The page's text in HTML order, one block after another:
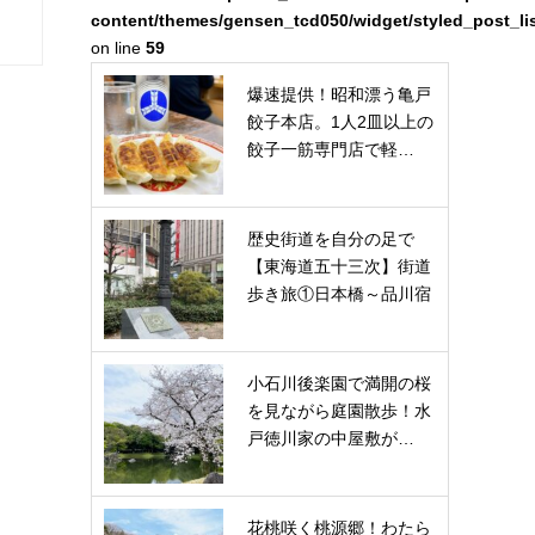
content/themes/gensen_tcd050/widget/
on line 59
爆速提供！昭和漂う亀戸
餃子本店。1人2皿以上の
餃子一筋専門店で軽…
歴史街道を自分の足で
【東海道五十三次】街道
歩き旅①日本橋～品川宿
小石川後楽園で満開の桜
を見ながら庭園散歩！水
戸徳川家の中屋敷が…
花桃咲く桃源郷！わたら